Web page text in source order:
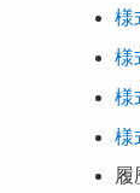
様
様
様
様
履